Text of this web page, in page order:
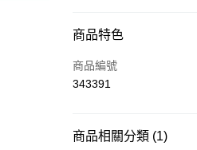
付款方式
信用卡
商品特色
商品編號
343391
商品相關分類 (1)